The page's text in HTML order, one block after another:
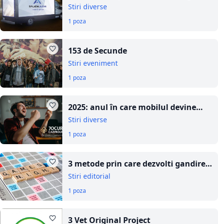
publicitatea mobilă
Stiri diverse
1 poza
153 de Secunde
Stiri eveniment
1 poza
2025: anul în care mobilul devine
regele cazinourilor online
Stiri diverse
1 poza
3 metode prin care dezvolti gandirea
logica a copilului tau
Stiri editorial
1 poza
3 Vet Original Project